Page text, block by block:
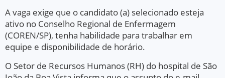
A vaga exige que o candidato (a) selecionado esteja
ativo no Conselho Regional de Enfermagem
(COREN/SP), tenha habilidade para trabalhar em
equipe e disponibilidade de horário.
O Setor de Recursos Humanos (RH) do hospital de São